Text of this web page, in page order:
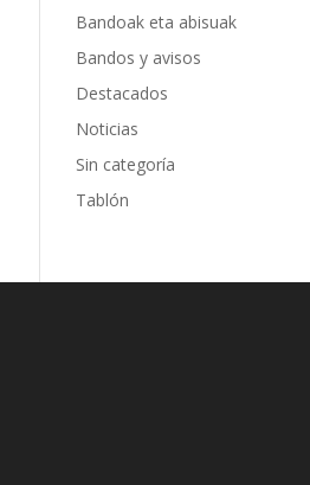
Bandoak eta abisuak
Bandos y avisos
Destacados
Noticias
Sin categoría
Tablón